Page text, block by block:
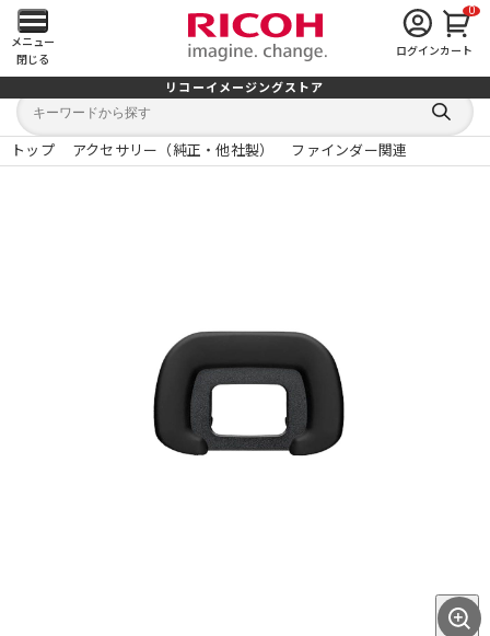
メ
イ
ン
メ
メニュー
閉じる
ログイン
0
カート
リコーイメージングストア
キ
ワ
ー
キ
検
索
る
トップ アクセサリー（純正・他社製） ファインダー関連